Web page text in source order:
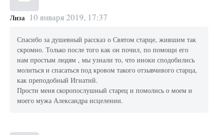
Лиза 10 января 2019, 17:37
Спасибо за душевный рассказ о Святом старце, жившим так
скромно. Только после того как он почил, по помощи его
нам простым людям , мы узнали то, что иноки сподобились
молиться и спасаться под кровом такого отзывчивого старца,
как преподобный Игнатий.
Прости меня скоропослушный старец и помолись о моем и
моего мужа Александра исцелении.